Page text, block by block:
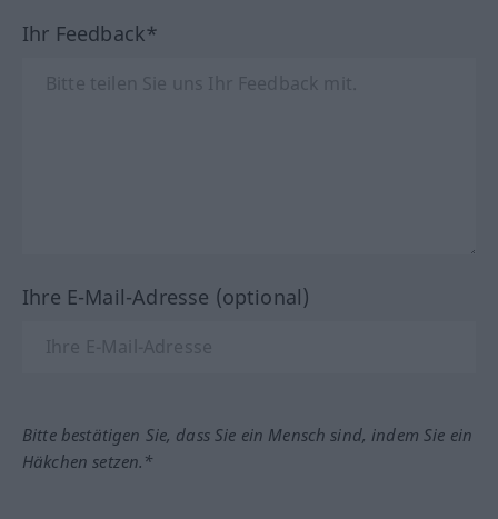
Ihr Feedback*
Ihre E-Mail-Adresse (optional)
Bitte bestätigen Sie, dass Sie ein Mensch sind, indem Sie ein
Häkchen setzen.*